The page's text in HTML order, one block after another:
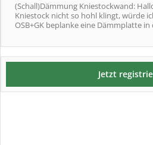
(Schall)Dämmung Kniestockwand:
Kniestock nicht so hohl klingt, würde
OSB+GK beplanke eine Dämmplatte in
Jetzt